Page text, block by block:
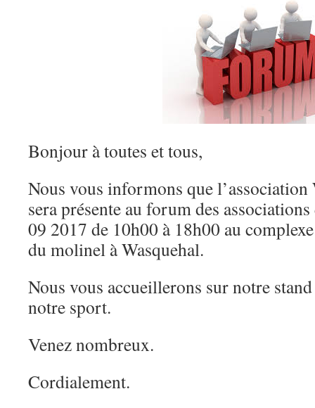
Bonjour à toutes et tous,
Nous vous informons que l’association
sera présente au forum des
09 2017 de 10h00 à 18h00 au
du molinel à Wasquehal.
Nous vous accueillerons sur notre
notre sport.
Venez nombreux.
Cordialement.